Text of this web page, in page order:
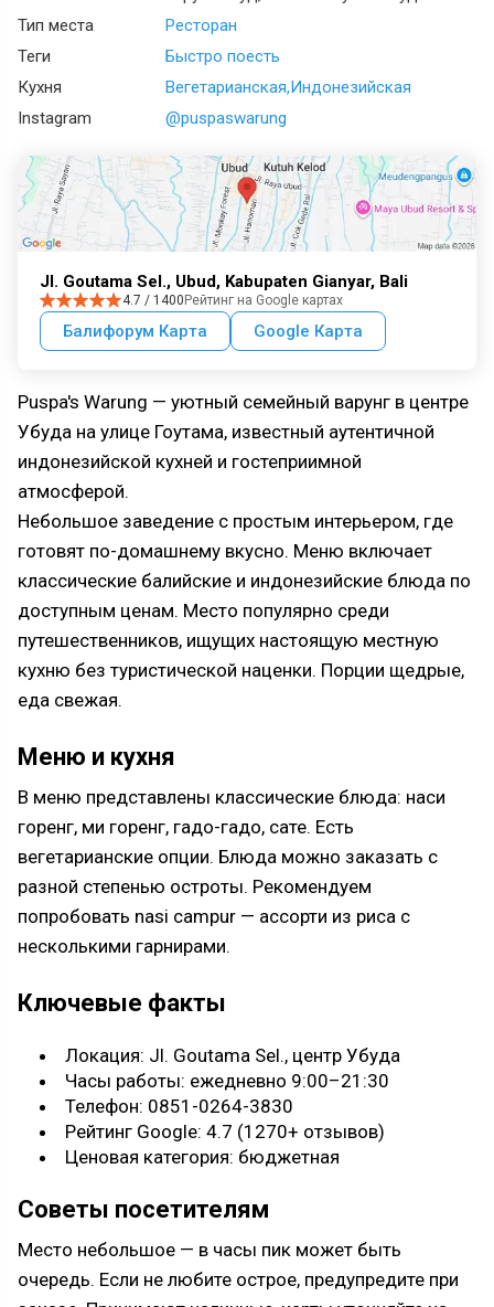
Тип места
Ресторан
Теги
Быстро поесть
Кухня
Вегетарианская Индонезийская
Instagram
@puspaswarung
Jl. Goutama Sel., Ubud, Kabupaten Gianyar, Bali
4.7 / 1400 Рейтинг на Google картах
Балифорум Карта Google Карта
Puspa's Warung — уютный семейный варунг в центре
Убуда на улице Гоутама, известный аутентичной
индонезийской кухней и гостеприимной
атмосферой.
Небольшое заведение с простым интерьером, где
готовят по-домашнему вкусно. Меню включает
классические балийские и индонезийские блюда по
доступным ценам. Место популярно среди
путешественников, ищущих настоящую местную
кухню без туристической наценки. Порции щедрые,
еда свежая.
Меню и кухня
В меню представлены классические блюда: наси
горенг, ми горенг, гадо-гадо, сате. Есть
вегетарианские опции. Блюда можно заказать с
разной степенью остроты. Рекомендуем
попробовать nasi campur — ассорти из риса с
несколькими гарнирами.
Ключевые факты
Локация: Jl. Goutama Sel., центр Убуда
Часы работы: ежедневно 9:00–21:30
Телефон: 0851-0264-3830
Рейтинг Google: 4.7 (1270+ отзывов)
Ценовая категория: бюджетная
Советы посетителям
Место небольшое — в часы пик может быть
очередь. Если не любите острое, предупредите при